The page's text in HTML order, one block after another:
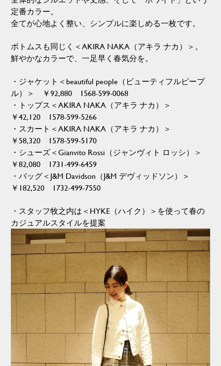
定番カラー。
全てが心地よく整い、シンプルに楽しめる一枚です。
ボトムスも同じく＜AKIRA NAKA（アキラ ナカ）＞。
鮮やかなカラーで、一足早く春気分を。
・ジャケット＜beautiful people（ビューティフルピープ
ル）＞ ￥92,880 1568-599-0068
・トップス＜AKIRA NAKA（アキラ ナカ）＞
￥42,120 1578-599-5266
・スカート＜AKIRA NAKA（アキラ ナカ）＞
￥58,320 1578-599-5170
・シューズ＜Gianvito Rossi（ジャンヴィト ロッシ）＞
￥82,080 1731-499-6459
・バッグ＜J&M Davidson（J&M デヴィッドソン）＞
￥182,520 1732-499-7550
・スタッフ牧之内は＜HYKE（ハイク）＞を使って春の
カジュアルスタイルを提案